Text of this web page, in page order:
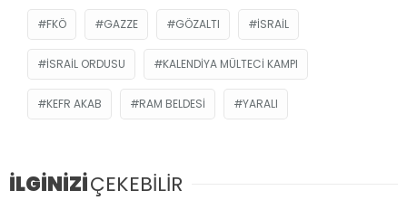
FKÖ GAZZE GÖZALTI ISRAIL
İSRAIL ORDUSU KALENDIYA MÜLTECI KAMPI
KEFR AKAB RAM BELDESI YARALI
İLGİNİZİÇEKEBİLİR